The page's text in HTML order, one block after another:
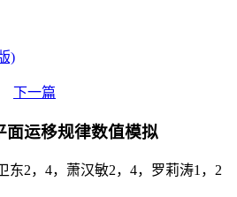
)
下一篇
面运移规律数值模拟
东2，4，萧汉敏2，4，罗莉涛1，2